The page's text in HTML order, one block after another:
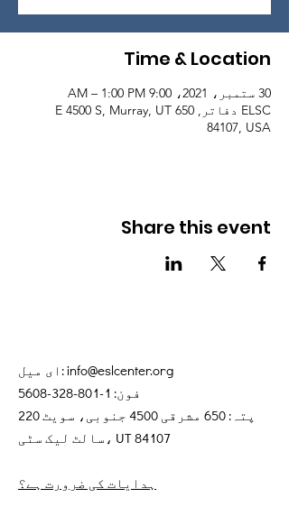
Time & Location
30 ستمبر، 2021، 9:00 AM – 1:00 PM
ELSC دفاتر, 650 E 4500 S, Murray, UT
84107, USA
Share this event
ای میل:info@eslcenter.org
فون: 1-801-328-5608
پتہ: 650 مشرقی 4500 جنوبی، سویٹ 220
سالٹ لیک سٹی، UT 84107
ہدایات کی ضرورت ہے؟